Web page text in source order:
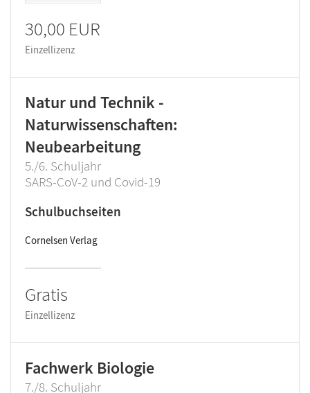
30,00 EUR
Einzellizenz
Natur und Technik -
Naturwissenschaften:
Neubearbeitung
5./6. Schuljahr
SARS-CoV-2 und Covid-19
Schulbuchseiten
Cornelsen Verlag
Gratis
Einzellizenz
Fachwerk Biologie
7./8. Schuljahr